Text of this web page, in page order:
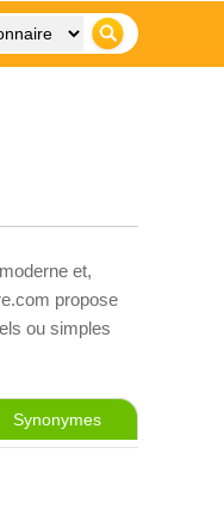
et,
propose
ou simples
Synonymes